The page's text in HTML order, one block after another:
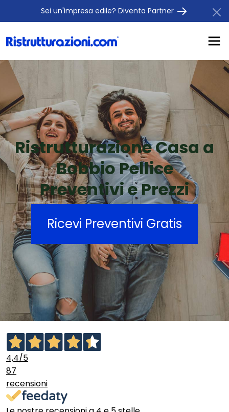
Sei un'impresa edile? Diventa Partner
Ristrutturazione Casa a
Bobbio Pellice
Preventivi e Prezzi
Ricevi Preventivi Gratis
4,4/5
87
recensioni